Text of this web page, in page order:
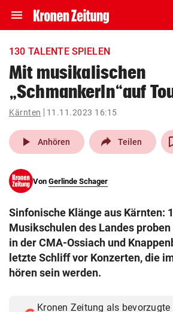
menu Navigation
ein-/ausklappen
account_circle Anmelden
pin_drop
Wien
search
eingeben
130 TALENTE SPIELEN
Mit musikalischen
„Schmankerln“auf
Kärnten 11.11.2023 16:15
play_arrow Anhören Teilen
Von Gerlinde Schager
Sinfonische Klänge aus Kärnten:
Musikschulen des Landes
in der CMA-Ossiach und
letzte Schliff vor Konzerten, die
hören sein werden.
Kronen Zeitung als bevorzugte